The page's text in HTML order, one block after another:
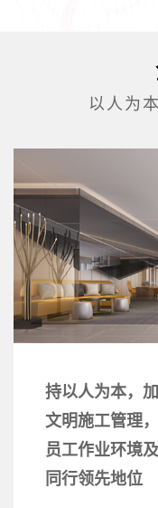
以人为
持以人为本，加
文明施工管理
员工作业环境
同行领先地位